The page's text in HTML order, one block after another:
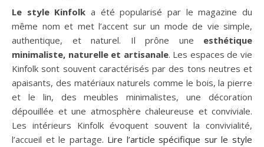
Le style Kinfolk a été popularisé par le magazine du
même nom et met l’accent sur un mode de vie simple,
authentique, et naturel. Il prône une esthétique
minimaliste, naturelle et artisanale. Les espaces de vie
Kinfolk sont souvent caractérisés par des tons neutres et
apaisants, des matériaux naturels comme le bois, la pierre
et le lin, des meubles minimalistes, une décoration
dépouillée et une atmosphère chaleureuse et conviviale.
Les intérieurs Kinfolk évoquent souvent la convivialité,
l’accueil et le partage. Lire l’article spécifique sur le style